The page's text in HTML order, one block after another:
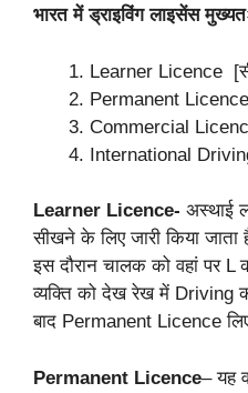
भारत में ड्राइविंग लाइसेंस
Learner Licence
Permanent
Commercial
International
Learner Licence‐ अस्थाई
सीखने के लिए जारी किया जाता
इस दौरान चालक को वहां पर L
व्यक्ति को देख रेख में Driving
बाद Permanent Licence
Permanent Licence– यह